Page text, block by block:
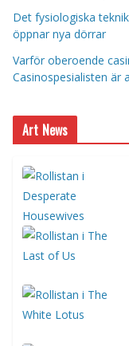
Det fysiologiska
öppnar nya dörrar
Varför oberoende
Casinospesialisten är
Art News